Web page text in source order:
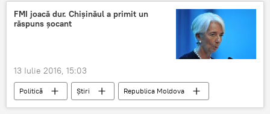
Chişinău
FMI joacă dur. Chișinăul a primit un
răspuns șocant
13 Iulie 2016, 15:03
Politică Știri
Republica Moldova
Guvernul de la Chișinău
FMI